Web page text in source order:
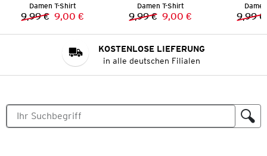
Damen T-Shirt
Vorheriger Preis:
9,99 € Neuer Preis:
9,00 €
Damen T-Shirt
Vorheriger Preis:
9,99 € Neuer Preis:
9,00 € 9,99 €
KOSTENLOSE LIEFERUNG
in alle deutschen Filialen